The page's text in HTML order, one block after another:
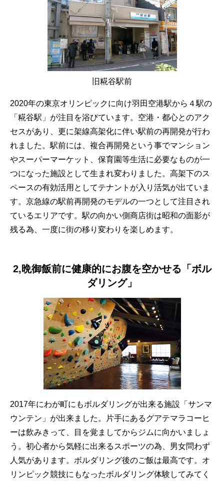
旧糀谷駅前
2020年の東京オリンピックに向け羽田空港駅から４駅の
「糀谷駅」が注目を浴びています。空港・都心とのアク
セスがあり、更に架線高架化に伴い駅前の再開発が行わ
れました。駅前には、複合再開発という事でマンション
やスーパーマーケット、保育園等生活に必要なものが一
つになった施設として生まれ変わりました。高架下のス
ペースの有効活用としてテナントが入り活気が出ていま
す。京急線の駅前再開発のモデルの一つとして注目され
ているエリアです。駅の向かい側商店街は昭和の面影が
残る為、一度に街の移り変わりを楽しめます。
2,晩御飯前に健康的にお腹を空かせる「ボル
ダリング」
2017年にわが町にもボルダリングが出来る施設「サンマ
ウンテン」が出来ました。片手にあるグアテマラコーヒ
ーは飲みきって、目を覚ましてからジムに向かいましょ
う。初心者から気軽に出来るスポーツの為、男女問わず
人気があります。ボルダリング後のご飯は最高です。オ
リンピック競技にもなったボルダリング体験してみてく